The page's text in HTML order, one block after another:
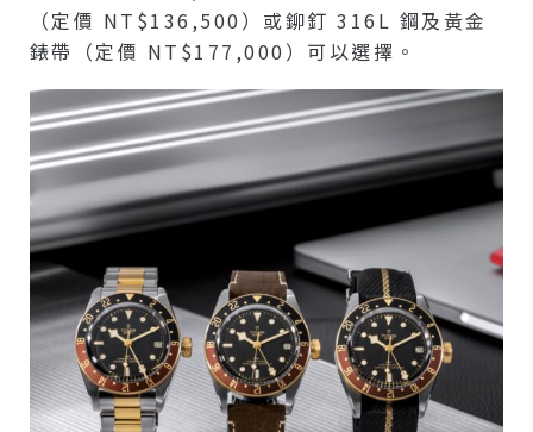
（定價 NT$136,500）或鉚釘 316L 鋼及黃金
錶帶（定價 NT$177,000）可以選擇。